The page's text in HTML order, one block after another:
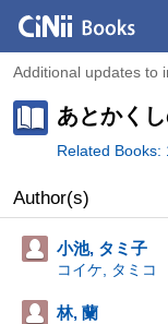
Additional updates to
あとかく
Related Books:
Author(s)
小池, タミ子
コイケ, タミコ
林, 蘭